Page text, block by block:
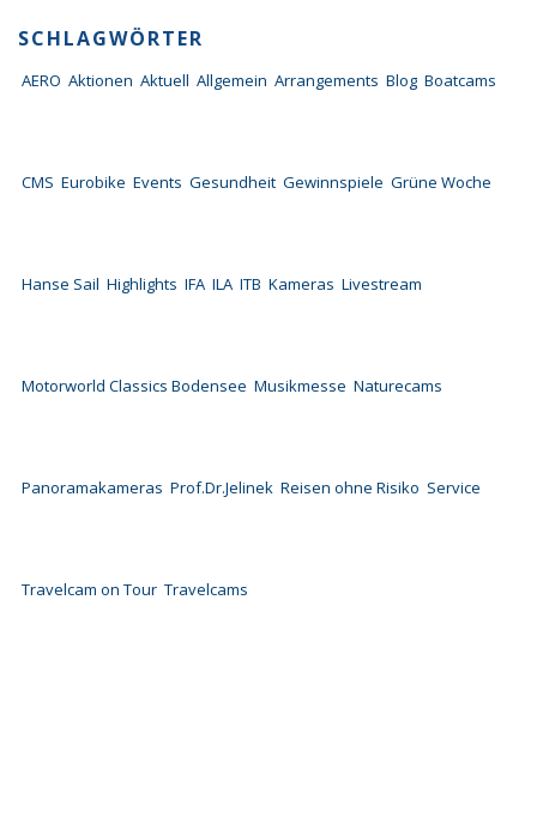
SCHLAGWÖRTER
AERO Aktionen Aktuell Allgemein Arrangements Blog Boatcams
CMS Eurobike Events Gesundheit Gewinnspiele Grüne Woche
Hanse Sail Highlights IFA ILA ITB Kameras Livestream
Motorworld Classics Bodensee Musikmesse Naturecams
Panoramakameras Prof.Dr.Jelinek Reisen ohne Risiko Service
Travelcam on Tour Travelcams